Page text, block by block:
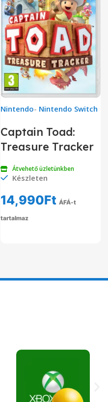
Nintendo- Nintendo Switch
Captain Toad:
Treasure Tracker
Átvehető üzletünkben
Készleten
14,990Ft ÁFÁ-t
tartalmaz